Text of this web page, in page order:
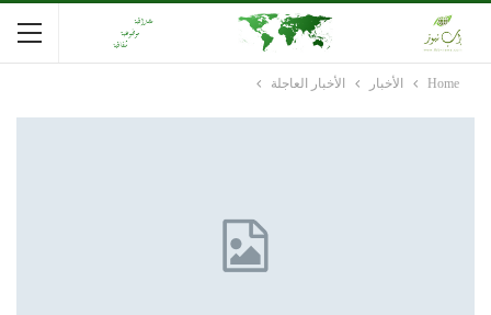
Home الأخبار الأخبار العاجلة